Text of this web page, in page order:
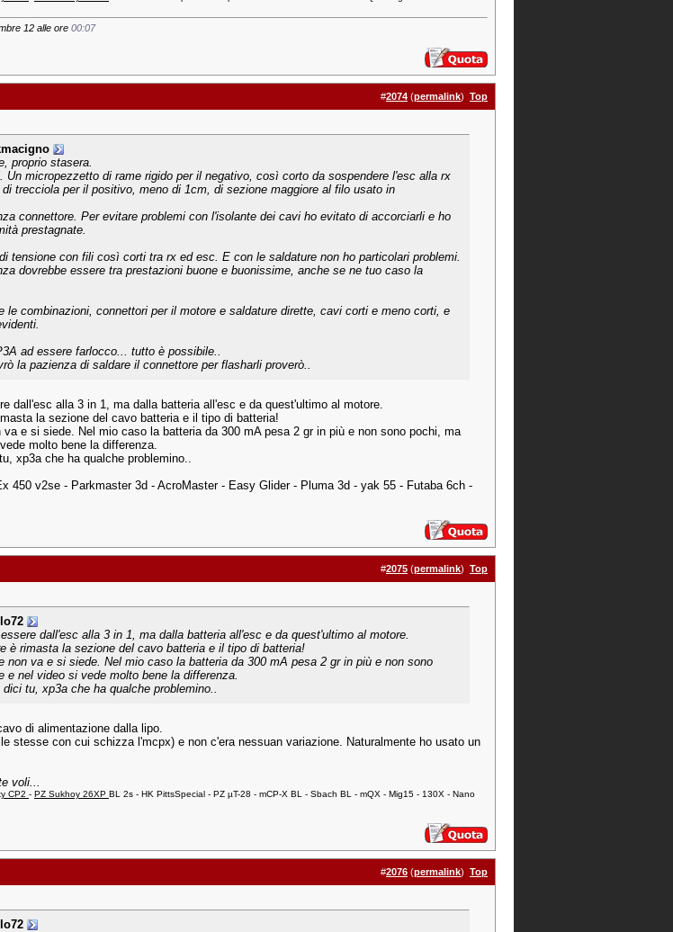
12 alle ore 00:07
#2074 (permalink) Top
proprio stasera.
micropezzetto di rame rigido per il negativo, così corto da sospendere l'esc alla rx
trecciola per il positivo, meno di 1cm, di sezione maggiore al filo usato in
connettore. Per evitare problemi con l'isolante dei cavi ho evitato di accorciarli e ho
prestagnate.
tensione con fili così corti tra rx ed esc. E con le saldature non ho particolari problemi.
dovrebbe essere tra prestazioni buone e buonissime, anche se ne tuo caso la
le combinazioni, connettori per il motore e saldature dirette, cavi corti e meno corti, e
ad essere farlocco... tutto è possibile..
la pazienza di saldare il connettore per flasharli proverò..
dall'esc alla 3 in 1, ma dalla batteria all'esc e da quest'ultimo al motore.
la sezione del cavo batteria e il tipo di batteria!
e si siede. Nel mio caso la batteria da 300 mA pesa 2 gr in più e non sono pochi, ma
molto bene la differenza.
xp3a che ha qualche problemino..
450 v2se - Parkmaster 3d - AcroMaster - Easy Glider - Pluma 3d - yak 55 - Futaba 6ch -
#2075 (permalink) Top
dall'esc alla 3 in 1, ma dalla batteria all'esc e da quest'ultimo al motore.
è rimasta la sezione del cavo batteria e il tipo di batteria!
non va e si siede. Nel mio caso la batteria da 300 mA pesa 2 gr in più e non sono
e nel video si vede molto bene la differenza.
tu, xp3a che ha qualche problemino..
di alimentazione dalla lipo.
stesse con cui schizza l'mcpx) e non c'era nessuan variazione. Naturalmente ho usato un
voli...
CP2 - PZ Sukhoy 26XP BL 2s - HK PittsSpecial - PZ µT-28 - mCP-X BL - Sbach BL - mQX - Mig15 - 130X - Nano
#2076 (permalink) Top